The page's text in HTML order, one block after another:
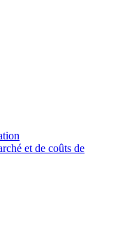
et de coûts de